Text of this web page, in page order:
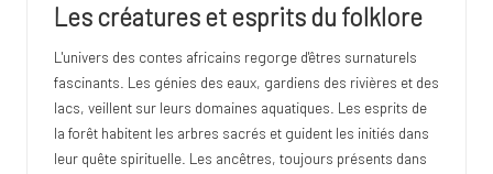
Les créatures et esprits du folklore
L'univers des contes africains regorge d'êtres surnaturels
fascinants. Les génies des eaux, gardiens des rivières et des
lacs, veillent sur leurs domaines aquatiques. Les esprits de
la forêt habitent les arbres sacrés et guident les initiés dans
leur quête spirituelle. Les ancêtres, toujours présents dans